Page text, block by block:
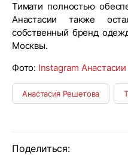
Тимати полностью
Анастасии также
собственный бренд
Москвы.
Фото: Instagram
Анастасия Решетова
Поделиться: